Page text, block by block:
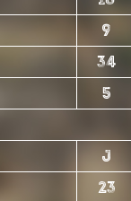
9
34
5
J
23